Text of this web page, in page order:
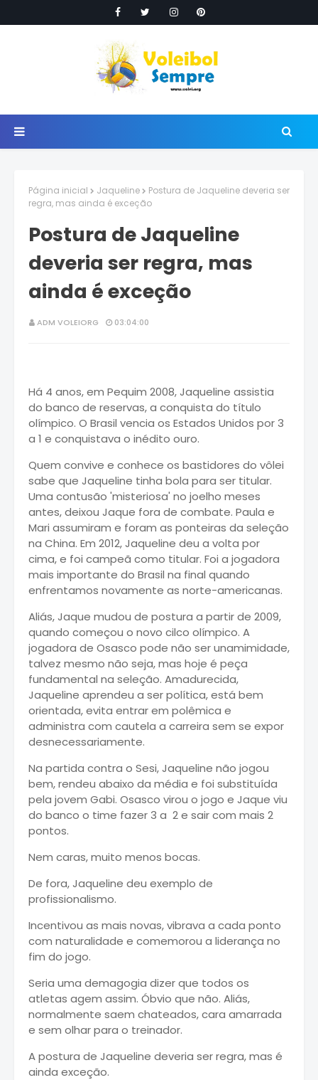
Página inicial Jaqueline
Postura de Jaqueline deveria ser
regra, mas ainda é exceção
Postura de Jaqueline
deveria ser regra, mas
ainda é exceção
ADM VOLEIORG 03:04:00
Há 4 anos, em Pequim 2008, Jaqueline assistia
do banco de reservas, a conquista do título
olímpico. O Brasil vencia os Estados Unidos por 3
a 1 e conquistava o inédito ouro.
Quem convive e conhece os bastidores do vôlei
sabe que Jaqueline tinha bola para ser titular.
Uma contusão 'misteriosa' no joelho meses
antes, deixou Jaque fora de combate. Paula e
Mari assumiram e foram as ponteiras da seleção
na China. Em 2012, Jaqueline deu a volta por
cima, e foi campeã como titular. Foi a jogadora
mais importante do Brasil na final quando
enfrentamos novamente as norte-americanas.
Aliás, Jaque mudou de postura a partir de 2009,
quando começou o novo cilco olímpico. A
jogadora de Osasco pode não ser unamimidade,
talvez mesmo não seja, mas hoje é peça
fundamental na seleção. Amadurecida,
Jaqueline aprendeu a ser política, está bem
orientada, evita entrar em polêmica e
administra com cautela a carreira sem se expor
desnecessariamente.
Na partida contra o Sesi, Jaqueline não jogou
bem, rendeu abaixo da média e foi substituída
pela jovem Gabi. Osasco virou o jogo e Jaque viu
do banco o time fazer 3 a 2 e sair com mais 2
pontos.
Nem caras, muito menos bocas.
De fora, Jaqueline deu exemplo de
profissionalismo.
Incentivou as mais novas, vibrava a cada ponto
com naturalidade e comemorou a liderança no
fim do jogo.
Seria uma demagogia dizer que todos os
atletas agem assim. Óbvio que não. Aliás,
normalmente saem chateados, cara amarrada
e sem olhar para o treinador.
A postura de Jaqueline deveria ser regra, mas é
ainda exceção.